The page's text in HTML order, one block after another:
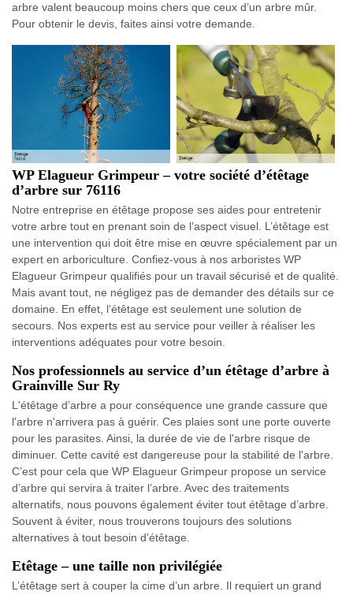
arbre valent beaucoup moins chers que ceux d’un arbre mûr.
Pour obtenir le devis, faites ainsi votre demande.
WP Elagueur Grimpeur – votre société d’étêtage
d’arbre sur 76116
Notre entreprise en étêtage propose ses aides pour entretenir
votre arbre tout en prenant soin de l’aspect visuel. L’étêtage est
une intervention qui doit être mise en œuvre spécialement par un
expert en arboriculture. Confiez-vous à nos arboristes WP
Elagueur Grimpeur qualifiés pour un travail sécurisé et de qualité.
Mais avant tout, ne négligez pas de demander des détails sur ce
domaine. En effet, l’étêtage est seulement une solution de
secours. Nos experts est au service pour veiller à réaliser les
interventions adéquates pour votre besoin.
Nos professionnels au service d’un étêtage d’arbre à
Grainville Sur Ry
L'étêtage d’arbre a pour conséquence une grande cassure que
l'arbre n'arrivera pas à guérir. Ces plaies sont une porte ouverte
pour les parasites. Ainsi, la durée de vie de l'arbre risque de
diminuer. Cette cavité est dangereuse pour la stabilité de l'arbre.
C’est pour cela que WP Elagueur Grimpeur propose un service
d’arbre qui servira à traiter l’arbre. Avec des traitements
alternatifs, nous pouvons également éviter tout étêtage d’arbre.
Souvent à éviter, nous trouverons toujours des solutions
alternatives à tout besoin d’étêtage.
Etêtage – une taille non privilégiée
L’étêtage sert à couper la cime d’un arbre. Il requiert un grand